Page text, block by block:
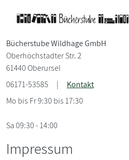
Bücherstube Wildhage GmbH
Oberhöchstadter Str. 2
61440 Oberursel
06171-53585
|
Kontakt
Mo bis Fr 9:30 bis 17:30
Sa 09:30 - 14:00
Impressum